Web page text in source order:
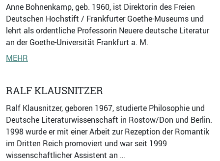
Anne Bohnenkamp, geb. 1960, ist Direktorin des Freien
Deutschen Hochstift / Frankfurter Goethe-Museums und
lehrt als ordentliche Professorin Neuere deutsche Literatur
an der Goethe-Universität Frankfurt a. M.
MEHR
RALF KLAUSNITZER
Ralf Klausnitzer, geboren 1967, studierte Philosophie und
Deutsche Literaturwissenschaft in Rostow/Don und Berlin.
1998 wurde er mit einer Arbeit zur Rezeption der Romantik
im Dritten Reich promoviert und war seit 1999
wissenschaftlicher Assistent an …